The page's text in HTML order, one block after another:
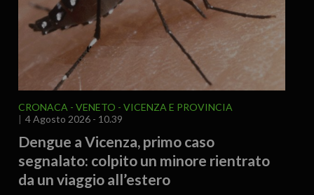
CRONACA VENETO
VICENZA E PROVINCIA
4 Agosto 2026 - 10.39
Dengue a Vicenza, primo caso
segnalato: colpito un minore rientrato
da un viaggio all’estero